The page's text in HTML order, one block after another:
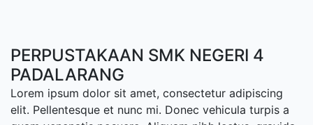
PERPUSTAKAAN SMK NEGERI 4
PADALARANG
Lorem ipsum dolor sit amet, consectetur adipiscing
elit. Pellentesque et nunc mi. Donec vehicula turpis a